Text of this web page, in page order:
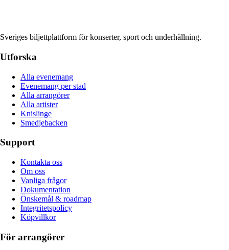
Sveriges biljettplattform för konserter, sport och underhållning.
Utforska
Alla evenemang
Evenemang per stad
Alla arrangörer
Alla artister
Knislinge
Smedjebacken
Support
Kontakta oss
Om oss
Vanliga frågor
Dokumentation
Önskemål & roadmap
Integritetspolicy
Köpvillkor
För arrangörer